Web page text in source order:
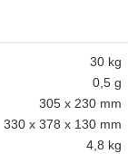
30 kg
0,5 g
305 x 230 mm
330 x 378 x 130 mm
4,8 kg